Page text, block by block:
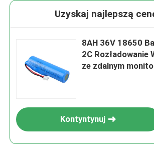
Uzyskaj najlepszą
8AH 36V 18650
2C Rozładowanie
ze zdalnym
Kontyntynuj